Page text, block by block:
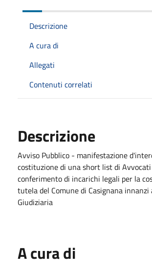
Descrizione
A cura di
Allegati
Contenuti correlati
Descrizione
Avviso Pubblico - manifestazione
costituzione di una short list di
conferimento di incarichi legali per la
tutela del Comune di Casignana
Giudiziaria
A cura di